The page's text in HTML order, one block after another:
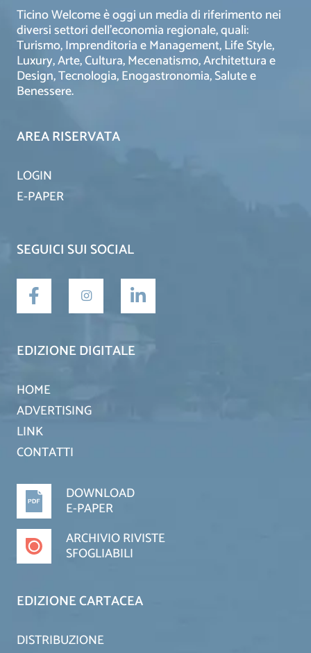
Ticino Welcome è oggi un media di riferimento nei
diversi settori dell’economia regionale, quali:
Turismo, Imprenditoria e Management, Life Style,
Luxury, Arte, Cultura, Mecenatismo, Architettura e
Design, Tecnologia, Enogastronomia, Salute e
Benessere.
AREA RISERVATA
LOGIN
E-PAPER
SEGUICI SUI SOCIAL
EDIZIONE DIGITALE
HOME
ADVERTISING
LINK
CONTATTI
DOWNLOAD
E-PAPER
ARCHIVIO RIVISTE
SFOGLIABILI
EDIZIONE CARTACEA
DISTRIBUZIONE